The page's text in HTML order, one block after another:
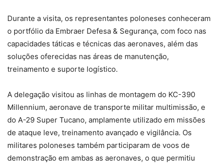
Durante a visita, os representantes poloneses conheceram
o portfólio da Embraer Defesa & Segurança, com foco nas
capacidades táticas e técnicas das aeronaves, além das
soluções oferecidas nas áreas de manutenção,
treinamento e suporte logístico.
A delegação visitou as linhas de montagem do KC-390
Millennium, aeronave de transporte militar multimissão, e
do A-29 Super Tucano, amplamente utilizado em missões
de ataque leve, treinamento avançado e vigilância. Os
militares poloneses também participaram de voos de
demonstração em ambas as aeronaves, o que permitiu